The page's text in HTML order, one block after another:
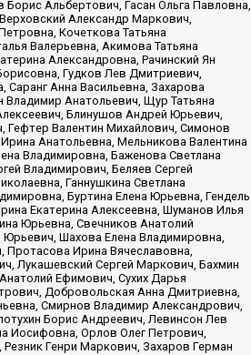
Альбертович, Гасан Ольга Павловна,
Александр Маркович,
Кочеткова Татьяна
Валерьевна, Акимова Татьяна
Александровна, Рачинский Ян
Гудков Лев Дмитриевич,
Анна Васильевна, Захарова
Владимир Анатольевич, Щур Татьяна
Блинушов Андрей Юрьевич,
Гефтер Валентин Михайлович, Симонов
Анатольевна, Мельникова Валентина
Владимировна, Баженова Светлана
Владимирович, Беляев Сергей
Ганнушкина Светлана
Буртина Елена Юрьевна, Гендель
Екатерина Алексеевна, Шуманов Илья
Юрьевна, Свечников Анатолий
Шахова Елена Владимировна,
Протасова Ирина Вячеславовна,
Лукашевский Сергей Маркович, Бахмин
Ефимович, Сухих Дарья
Добровольская Анна Дмитриевна,
Смирнов Владимир Александрович,
Борис Андреевич, Левинсон Лев
Иосифовна, Орлов Олег Петрович,
Генри Маркович, Захаров Герман